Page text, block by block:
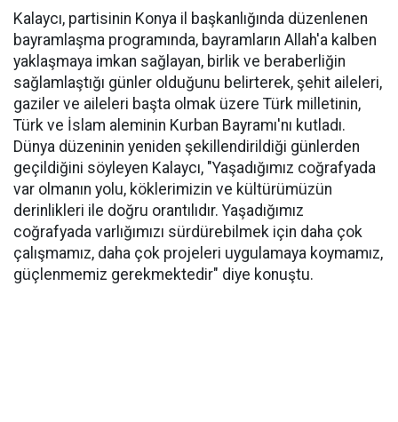
Kalaycı, partisinin Konya il başkanlığında düzenlenen
bayramlaşma programında, bayramların Allah'a kalben
yaklaşmaya imkan sağlayan, birlik ve beraberliğin
sağlamlaştığı günler olduğunu belirterek, şehit aileleri,
gaziler ve aileleri başta olmak üzere Türk milletinin,
Türk ve İslam aleminin Kurban Bayramı'nı kutladı.
Dünya düzeninin yeniden şekillendirildiği günlerden
geçildiğini söyleyen Kalaycı, "Yaşadığımız coğrafyada
var olmanın yolu, köklerimizin ve kültürümüzün
derinlikleri ile doğru orantılıdır. Yaşadığımız
coğrafyada varlığımızı sürdürebilmek için daha çok
çalışmamız, daha çok projeleri uygulamaya koymamız,
güçlenmemiz gerekmektedir" diye konuştu.